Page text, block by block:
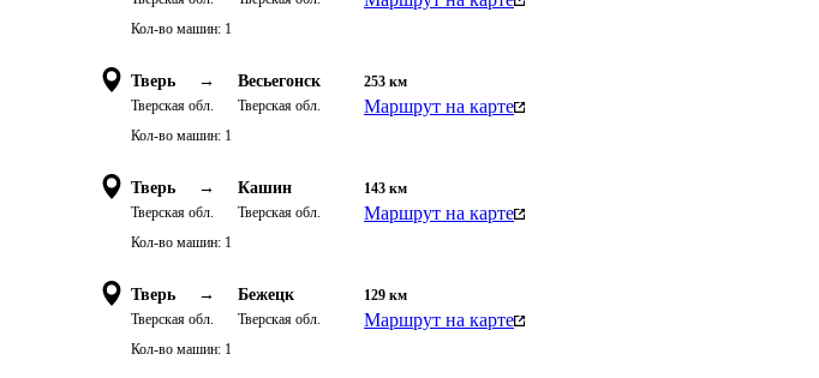
Кол-во машин: 1
Тверь →
Тверская обл.
Весьегонск
Тверская обл.
253 км
Маршрут на карте
Кол-во машин: 1
Тверь →
Тверская обл.
Кашин
Тверская обл.
143 км
Маршрут на карте
Кол-во машин: 1
Тверь →
Тверская обл.
Бежецк
Тверская обл.
129 км
Маршрут на карте
Кол-во машин: 1